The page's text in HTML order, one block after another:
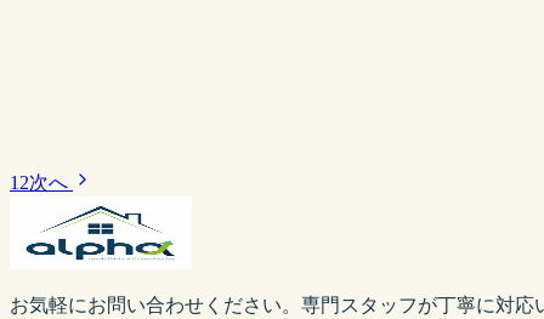
1 2次へ
お気軽にお問い合わせください。専門スタッフが丁寧に対応